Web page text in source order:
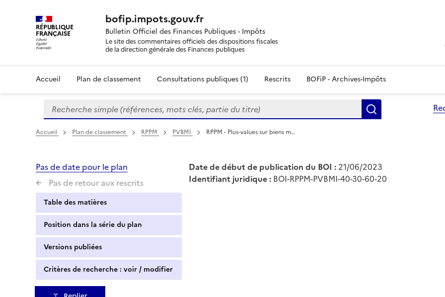
RÉPUBLIQUE
FRANÇAISE
bofip.impots.gouv.fr
Bulletin Officiel des Finances Publiques - Impôts
Le site des commentaires officiels des dispositions fiscales
de la direction générale des Finances publiques
Accueil Plan de classement Consultations publiques (1) Rescrits BOFiP - Archives-Impôts
Formulaire
de
recherche
Recherche simple (références, mots clés, partie du titre)
Accueil Plan de classement RPPM PVBMI RPPM - Plus-values sur biens m…
Pas de date pour le plan
Pas de retour aux rescrits
Table des matières
Position dans la série du plan
Versions publiées
Critères de recherche : voir / modifier
Date de début de publication du BOI : 21/06/2023
Identifiant juridique : BOI-RPPM-PVBMI-40-30-60-20